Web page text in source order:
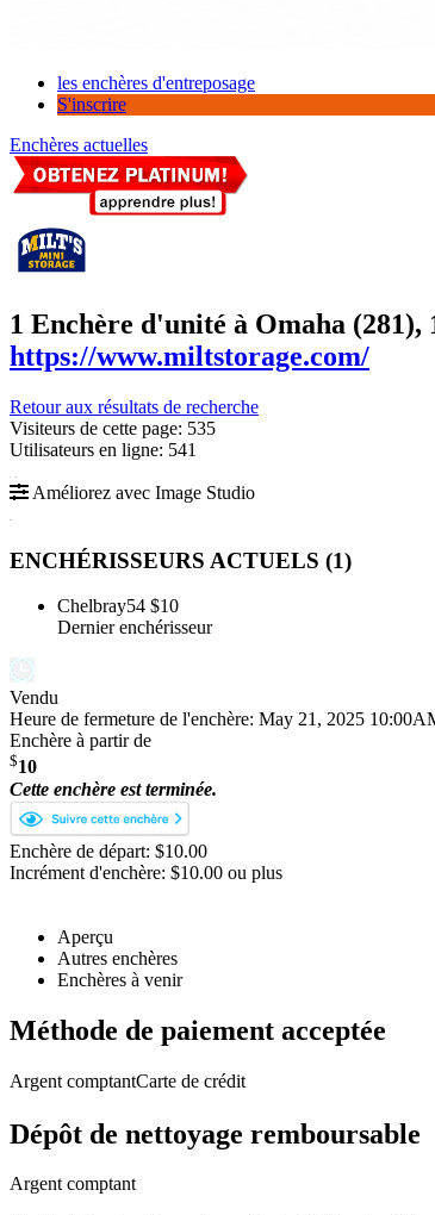
les enchères d'entreposage
S'inscrire
Enchères actuelles
1 Enchère d'unité à Omaha (281),
https://www.miltstorage.com/
Retour aux résultats de recherche
Visiteurs de cette page: 535
Utilisateurs en ligne: 541
Améliorez avec Image Studio
ENCHÉRISSEURS ACTUELS (1)
Chelbray54 $10
Dernier enchérisseur
Vendu
Heure de fermeture de l'enchère: May 21, 2025
Enchère à partir de
$10
Cette enchère est terminée.
Enchère de départ: $10.00
Incrément d'enchère: $10.00 ou plus
Aperçu
Autres enchères
Enchères à venir
Méthode de paiement acceptée
Argent comptantCarte de crédit
Dépôt de nettoyage remboursable
Argent comptant